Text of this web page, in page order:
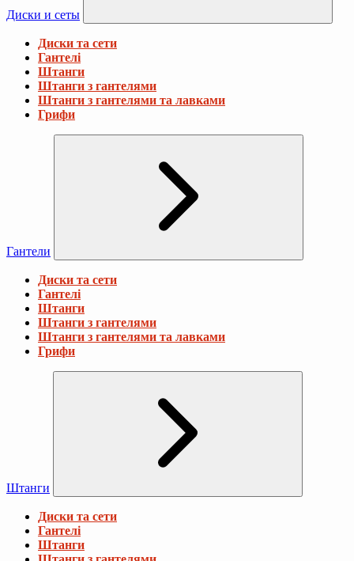
Диски и сеты
Диски та сети
Гантелі
Штанги
Штанги з гантелями
Штанги з гантелями та лавками
Грифи
Гантели
Диски та сети
Гантелі
Штанги
Штанги з гантелями
Штанги з гантелями та лавками
Грифи
Штанги
Диски та сети
Гантелі
Штанги